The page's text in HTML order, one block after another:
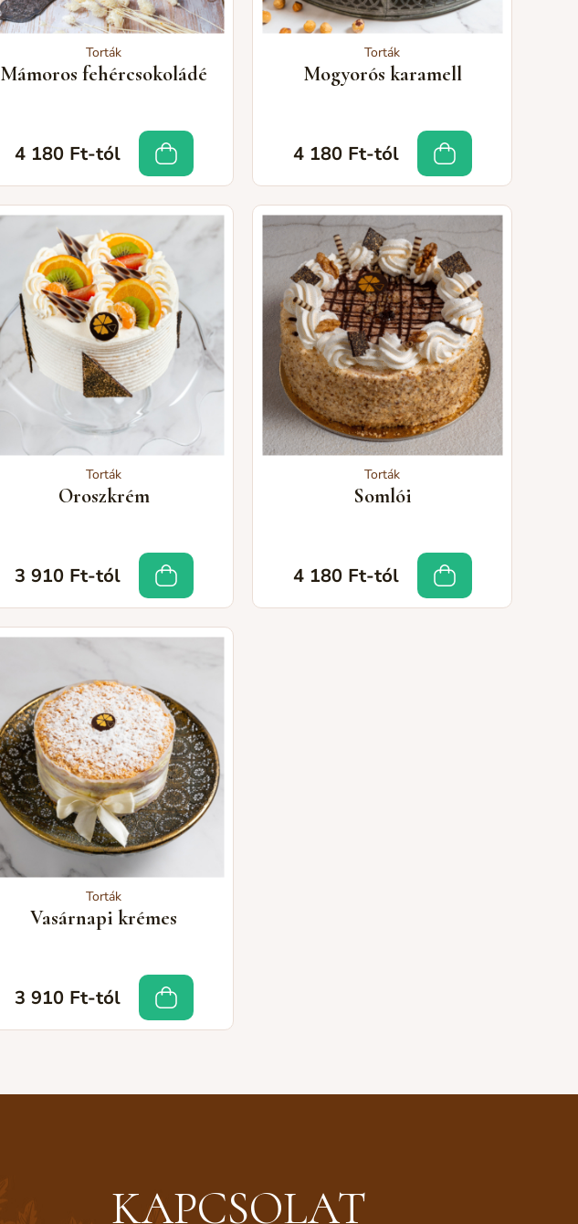
Torták
Mámoros fehércsokoládé
4 180 Ft-tól
Torták
Mogyorós karamell
4 180 Ft-tól
Torták
Oroszkrém
3 910 Ft-tól
Torták
Somlói
4 180 Ft-tól
Torták
Vasárnapi krémes
3 910 Ft-tól
KAPCSOLAT